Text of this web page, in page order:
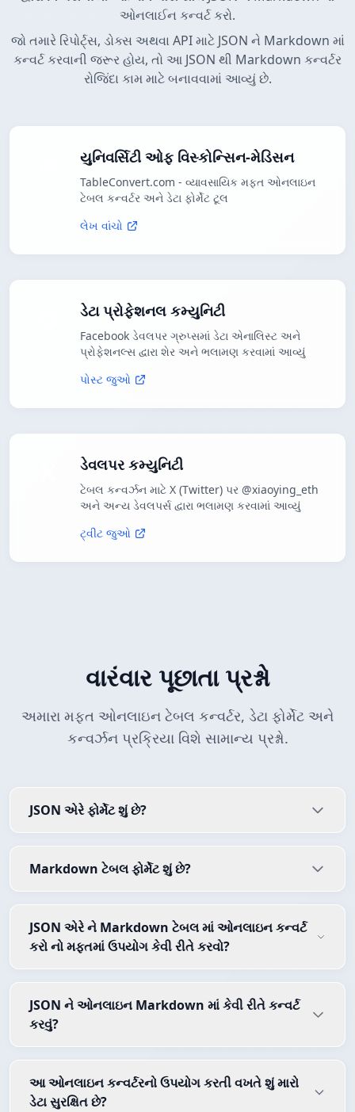
ઓનલાઈન કન્વર્ટ કરો.
જો તમારે રિપોર્ટ્સ, ડોક્સ અથવા API માટે JSON ને Markdown માં
કન્વર્ટ કરવાની જરૂર હોય, તો આ JSON થી Markdown કન્વર્ટર
રોજિંદા કામ માટે બનાવવામાં આવ્યું છે.
યુનિવર્સિટી ઓફ વિસ્કોન્સિન-મેડિસન
TableConvert.com - વ્યાવસાયિક મફત ઓનલાઇન
ટેબલ કન્વર્ટર અને ડેટા ફોર્મેટ ટૂલ
લેખ વાંચો
ડેટા પ્રોફેશનલ કમ્યુનિટી
Facebook ડેવલપર ગ્રુપ્સમાં ડેટા એનાલિસ્ટ અને
પ્રોફેશનલ્સ દ્વારા શેર અને ભલામણ કરવામાં આવ્યું
પોસ્ટ જુઓ
ડેવલપર કમ્યુનિટી
ટેબલ કન્વર્ઝન માટે X (Twitter) પર @xiaoying_eth
અને અન્ય ડેવલપર્સ દ્વારા ભલામણ કરવામાં આવ્યું
ટ્વીટ જુઓ
વારંવાર પૂછાતા પ્રશ્નો
અમારા મફત ઓનલાઇન ટેબલ કન્વર્ટર, ડેટા ફોર્મેટ અને
કન્વર્ઝન પ્રક્રિયા વિશે સામાન્ય પ્રશ્નો.
JSON એરે ફોર્મેટ શું છે?
Markdown ટેબલ ફોર્મેટ શું છે?
JSON એરે ને Markdown ટેબલ માં ઓનલાઇન કન્વર્ટ
કરો નો મફતમાં ઉપયોગ કેવી રીતે કરવો?
JSON ને ઓનલાઇન Markdown માં કેવી રીતે કન્વર્ટ
કરવું?
આ ઓનલાઇન કન્વર્ટરનો ઉપયોગ કરતી વખતે શું મારો
ડેટા સુરક્ષિત છે?